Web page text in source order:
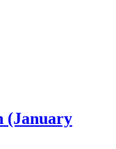
(January